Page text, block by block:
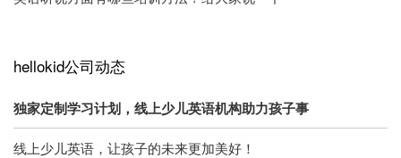
hellokid公司动态
独家定制学习计划，线上少儿英语机构助力孩子事
线上少儿英语，让孩子的未来更加美好！